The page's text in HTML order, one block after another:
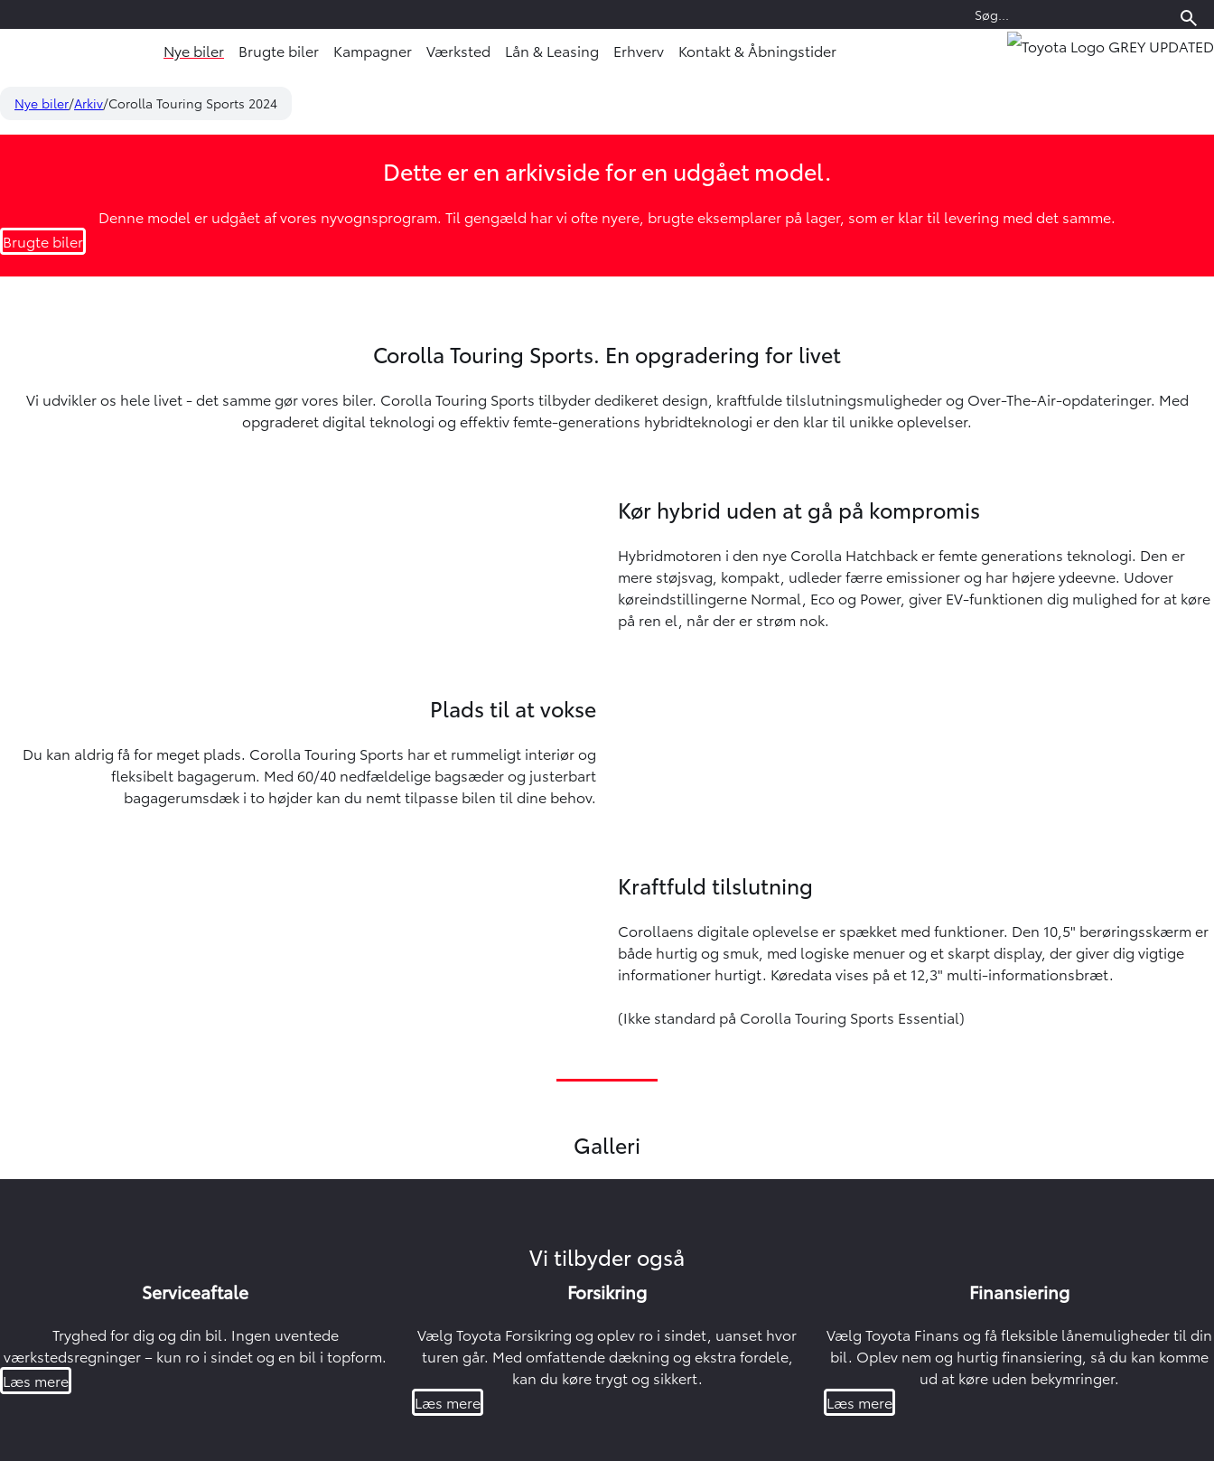
Nye biler Brugte biler Kampagner Værksted Lån & Leasing Erhverv Kontakt & Åbningstider
Nye biler Arkiv Corolla Touring Sports 2024
Dette er en arkivside for en udgået model.
Denne model er udgået af vores nyvognsprogram. Til gengæld har vi ofte nyere, brugte eksemplarer på lager, som er klar til levering med det samme.
Brugte biler
Corolla Touring Sports. En opgradering for livet
Vi udvikler os hele livet - det samme gør vores biler. Corolla Touring Sports tilbyder dedikeret design, kraftfulde tilslutningsmuligheder og Over-The-Air-opdateringer. Med
opgraderet digital teknologi og effektiv femte-generations hybridteknologi er den klar til unikke oplevelser.
Kør hybrid uden at gå på kompromis
Hybridmotoren i den nye Corolla Hatchback er femte generations teknologi. Den er
mere støjsvag, kompakt, udleder færre emissioner og har højere ydeevne. Udover
køreindstillingerne Normal, Eco og Power, giver EV-funktionen dig mulighed for at køre
på ren el, når der er strøm nok.
Plads til at vokse
Du kan aldrig få for meget plads. Corolla Touring Sports har et rummeligt interiør og
fleksibelt bagagerum. Med 60/40 nedfældelige bagsæder og justerbart
bagagerumsdæk i to højder kan du nemt tilpasse bilen til dine behov.
Kraftfuld tilslutning
Corollaens digitale oplevelse er spækket med funktioner. Den 10,5" berøringsskærm er
både hurtig og smuk, med logiske menuer og et skarpt display, der giver dig vigtige
informationer hurtigt. Køredata vises på et 12,3" multi-informationsbræt.
(Ikke standard på Corolla Touring Sports Essential)
Galleri
Vi tilbyder også
Serviceaftale
Tryghed for dig og din bil. Ingen uventede
værkstedsregninger – kun ro i sindet og en bil i topform.
Læs mere
Forsikring
Vælg Toyota Forsikring og oplev ro i sindet, uanset hvor
turen går. Med omfattende dækning og ekstra fordele,
kan du køre trygt og sikkert.
Læs mere
Finansiering
Vælg Toyota Finans og få fleksible lånemuligheder til din
bil. Oplev nem og hurtig finansiering, så du kan komme
ud at køre uden bekymringer.
Læs mere